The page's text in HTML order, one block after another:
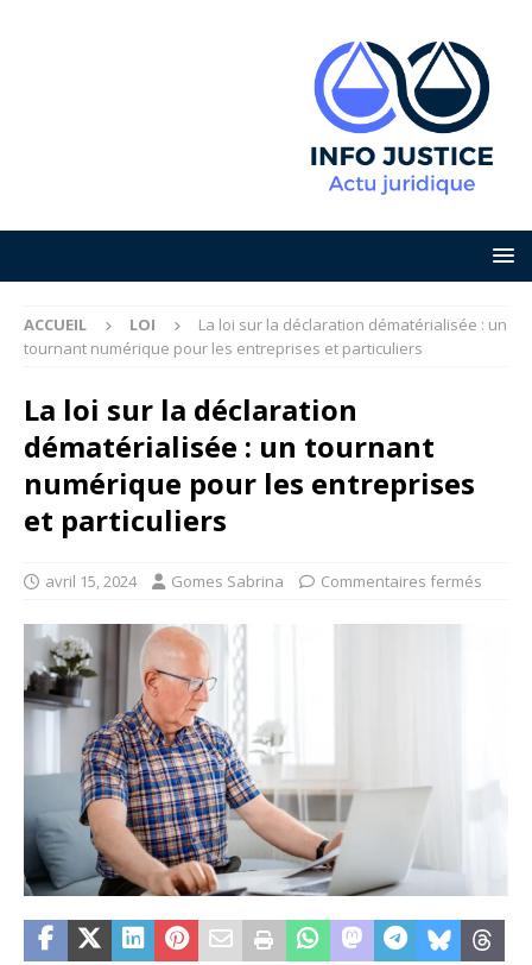
ACCUEIL LOI
La loi sur la déclaration dématérialisée : un
tournant numérique pour les entreprises et particuliers
La loi sur la déclaration
dématérialisée : un tournant
numérique pour les entreprises
et particuliers
avril 15, 2024 Gomes Sabrina Commentaires fermés